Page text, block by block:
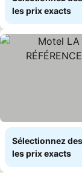
les prix exacts
Sélectionnez
les prix exacts